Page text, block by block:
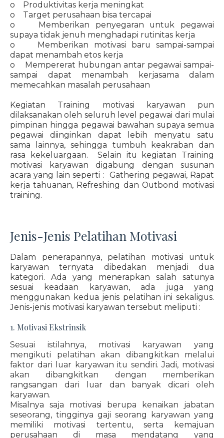
o Produktivitas kerja meningkat
o Target perusahaan bisa tercapai
o Memberikan penyegaran untuk pegawai
supaya tidak jenuh menghadapi rutinitas kerja
o Memberikan motivasi baru sampai-sampai
dapat menambah etos kerja
o Mempererat hubungan antar pegawai sampai-
sampai dapat menambah kerjasama dalam
memecahkan masalah perusahaan
Kegiatan Training motivasi karyawan pun
dilaksanakan oleh seluruh level pegawai dari mulai
pimpinan hingga pegawai bawahan supaya semua
pegawai diinginkan dapat lebih menyatu satu
sama lainnya, sehingga tumbuh keakraban dan
rasa kekeluargaan. Selain itu kegiatan Training
motivasi karyawan digabung dengan susunan
acara yang lain seperti : Gathering pegawai, Rapat
kerja tahuanan, Refreshing dan Outbond motivasi
training.
Jenis-Jenis Pelatihan Motivasi
Dalam penerapannya, pelatihan motivasi untuk
karyawan ternyata dibedakan menjadi dua
kategori. Ada yang menerapkan salah satunya
sesuai keadaan karyawan, ada juga yang
menggunakan kedua jenis pelatihan ini sekaligus.
Jenis-jenis motivasi karyawan tersebut meliputi :
1. Motivasi Ekstrinsik
Sesuai istilahnya, motivasi karyawan yang
mengikuti pelatihan akan dibangkitkan melalui
faktor dari luar karyawan itu sendiri. Jadi, motivasi
akan dibangkitkan dengan memberikan
rangsangan dari luar dan banyak dicari oleh
karyawan.
Misalnya saja motivasi berupa kenaikan jabatan
seseorang, tingginya gaji seorang karyawan yang
memiliki motivasi tertentu, serta kemajuan
perusahaan di masa mendatang yang